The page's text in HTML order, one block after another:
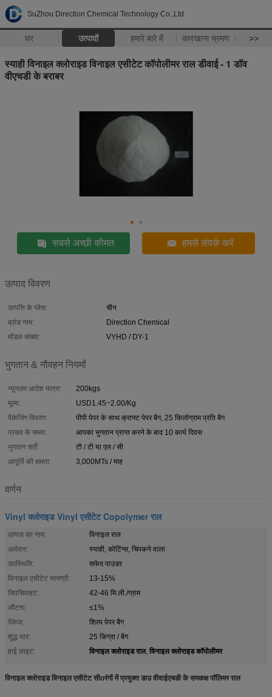
SuZhou Direction Chemical Technology Co.,Ltd
घर उत्पादों हमारे बारे में कारखाना भ्रमण >>
स्याही विनाइल क्लोराइड विनाइल एसीटेट कॉपोलीमर राल डीवाई - 1 डॉव
वीएचडी के बराबर
सबसे अच्छी कीमत हमसे संपर्क करें
उत्पाद विवरण
उत्पत्ति के प्लेस:
चीन
ब्रांड नाम:
Direction Chemical
मॉडल संख्या:
VYHD / DY-1
भुगतान & नौवहन नियमों
न्यूनतम आदेश मात्रा:
200kgs
मूल्य:
USD1.45~2.00/Kg
पैकेजिंग विवरण:
पीपी पेपर के साथ क्राफ्ट पेपर बैग, 25 किलोग्राम प्रति बैग
प्रसव के समय:
आपका भुगतान प्राप्त करने के बाद 10 कार्य दिवस
भुगतान शर्तें:
टी / टी या एल / सी
आपूर्ति की क्षमता:
3,000MTs / माह
वर्णन
Vinyl क्लोराइड Vinyl एसीटेट Copolymer राल
उत्पाद का नाम:
विनाइल राल
आवेदन:
स्याही, कोटिंग्स, चिपकने वाला
उपस्थिति:
सफेद पाउडर
विनाइल एसीटेट सामग्री:
13-15%
चिपचिपाहट:
42-46 मि.ली./ग्राम
औटना:
≤1%
पैकेज:
शिल्प पेपर बैग
शुद्ध भार:
25 किग्रा / बैग
हाई लाइट:
विनाइल क्लोराइड राल, विनाइल क्लोराइड कॉपोलीमर
विनाइल क्लोराइड विनाइल एसीटेट सीoरंगों में प्रयुक्त डाउ वीवाईएचडी के समकक्ष पॉलिमर राल